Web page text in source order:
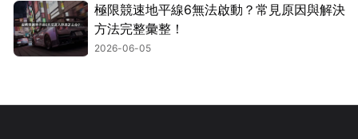
極限競速地平線6無法啟動？常見原因與解決
方法完整彙整！
2026-06-05